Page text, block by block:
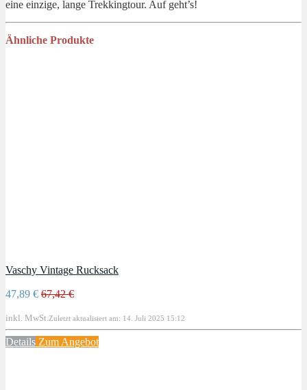
eine einzige, lange Trekkingtour. Auf geht’s!
Ähnliche Produkte
Vaschy Vintage Rucksack
47,89 € 67,42 €
inkl. MwSt. Zuletzt aktualisiert am: 14. Juli 2025 15:12
Details Zum Angebot